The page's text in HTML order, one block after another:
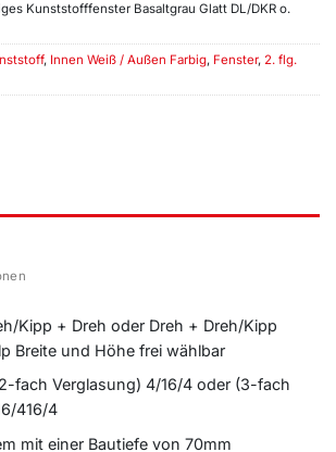
Kunststofffenster Basaltgrau Glatt DL/DKR o.
, Innen Weiß / Außen Farbig, Fenster, 2. flg.
Kipp + Dreh oder Dreh + Dreh/Kipp
Breite und Höhe frei wählbar
fach Verglasung) 4/16/4 oder (3-fach
416/4
mit einer Bautiefe von 70mm